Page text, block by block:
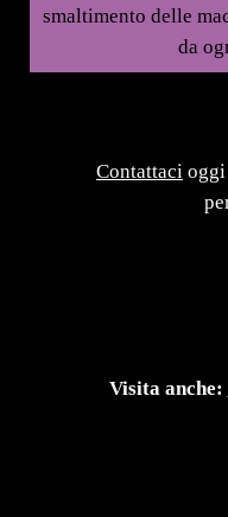
smaltimento delle
da
Contattacioggi
Visita anche: